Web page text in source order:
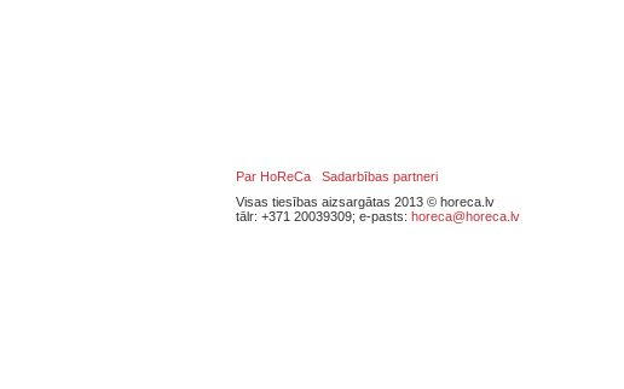
Par HoReCa
Sadarbības partneri
Visas tiesības aizsargātas 2013 © horeca.lv
tālr: +371 20039309; e-pasts: horeca@horeca.lv